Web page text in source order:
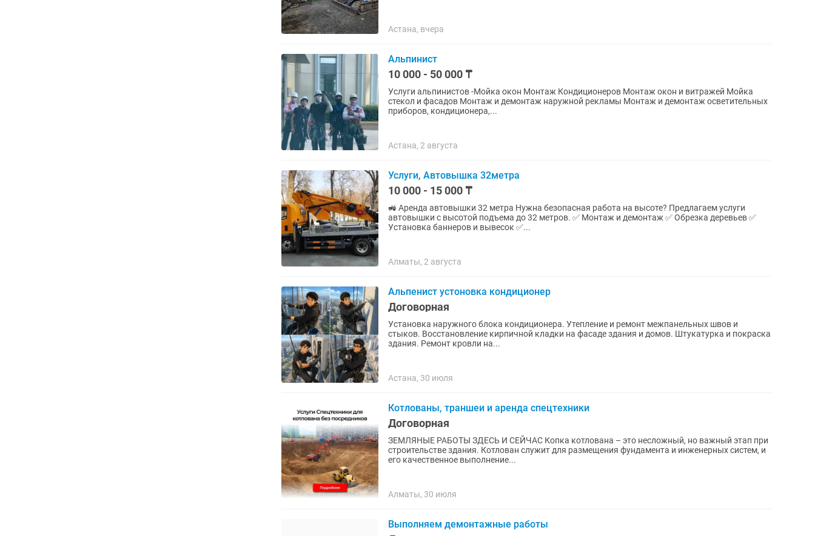
Астана, вчера
Альпинист
10 000 - 50 000 ₸
Услуги альпинистов -Мойка окон Монтаж Кондиционеров Монтаж окон и витражей Мойка
стекол и фасадов Монтаж и демонтаж наружной рекламы Монтаж и демонтаж осветительных
приборов, кондиционера,...
Астана, 2 августа
Услуги, Автовышка 32метра
10 000 - 15 000 ₸
🚜 Аренда автовышки 32 метра Нужна безопасная работа на высоте? Предлагаем услуги
автовышки с высотой подъема до 32 метров. ✅ Монтаж и демонтаж ✅ Обрезка деревьев ✅
Установка баннеров и вывесок ✅...
Алматы, 2 августа
Альпенист устоновка кондиционер
Договорная
Установка наружного блока кондиционера. Утепление и ремонт межпанельных швов и
стыков. Восстановление кирпичной кладки на фасаде здания и домов. Штукатурка и покраска
здания. Ремонт кровли на...
Астана, 30 июля
Котлованы, траншеи и аренда спецтехники
Договорная
ЗЕМЛЯНЫЕ РАБОТЫ ЗДЕСЬ И СЕЙЧАС Копка котлована – это несложный, но важный этап при
строительстве здания. Котлован служит для размещения фундамента и инженерных систем, и
его качественное выполнение...
Алматы, 30 июля
Выполняем демонтажные работы